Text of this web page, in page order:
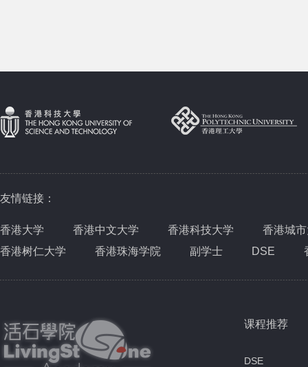
友情链接：
香港大学 香港中文大学 香港科技大学
香港城
香港树仁大学
香港珠海学院 副学士 DSE
课程推荐
DSE